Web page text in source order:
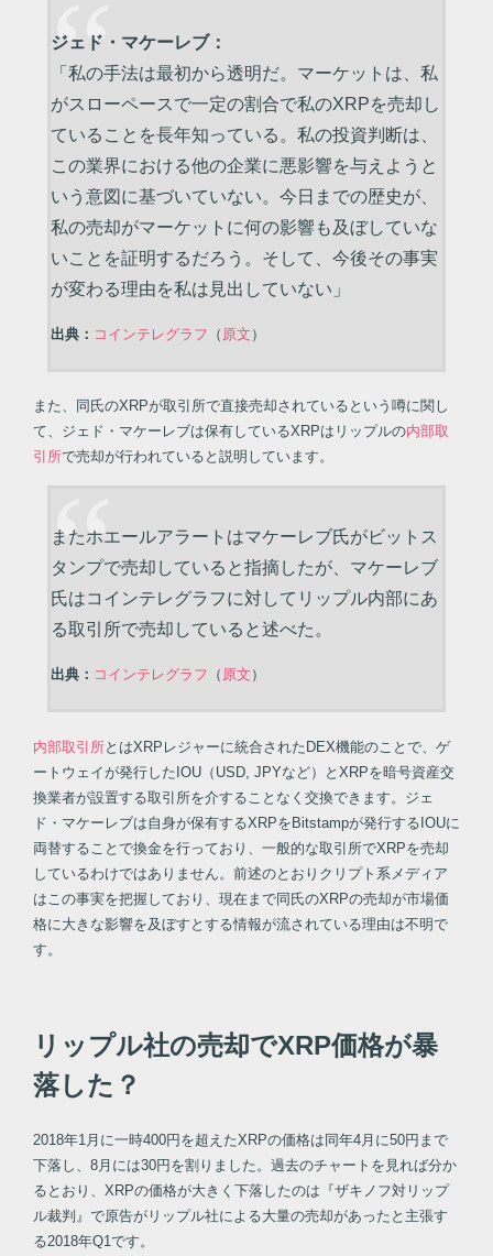
ジェド・マケーレブ：
「私の手法は最初から透明だ。マーケットは、私
がスローペースで一定の割合で私のXRPを売却し
ていることを長年知っている。私の投資判断は、
この業界における他の企業に悪影響を与えようと
いう意図に基づいていない。今日までの歴史が、
私の売却がマーケットに何の影響も及ぼしていな
いことを証明するだろう。そして、今後その事実
が変わる理由を私は見出していない」
出典： コインテレグラフ （ 原文 ）
また、同氏のXRPが取引所で直接売却されているという噂に関し
て、ジェド・マケーレブは保有しているXRPはリップルの内部取
引所で売却が行われていると説明しています。
またホエールアラートはマケーレブ氏がビットス
タンプで売却していると指摘したが、マケーレブ
氏はコインテレグラフに対してリップル内部にあ
る取引所で売却していると述べた。
出典： コインテレグラフ （ 原文 ）
内部取引所とはXRPレジャーに統合されたDEX機能のことで、ゲ
ートウェイが発行したIOU（USD, JPYなど）とXRPを暗号資産交
換業者が設置する取引所を介することなく交換できます。ジェ
ド・マケーレブは自身が保有するXRPをBitstampが発行するIOUに
両替することで換金を行っており、一般的な取引所でXRPを売却
しているわけではありません。前述のとおりクリプト系メディア
はこの事実を把握しており、現在まで同氏のXRPの売却が市場価
格に大きな影響を及ぼすとする情報が流されている理由は不明で
す。
リップル社の売却でXRP価格が暴
落した？
2018年1月に一時400円を超えたXRPの価格は同年4月に50円まで
下落し、8月には30円を割りました。過去のチャートを見れば分か
るとおり、XRPの価格が大きく下落したのは『ザキノフ対リップ
ル裁判』で原告がリップル社による大量の売却があったと主張す
る2018年Q1です。